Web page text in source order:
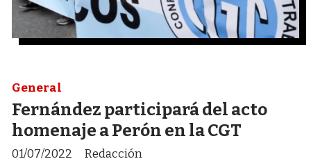
Fernández participará del acto
homenaje a Perón en la CGT
Redacción
General
01/07/2022